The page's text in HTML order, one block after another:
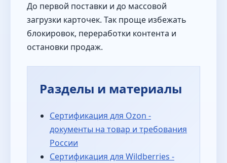
До первой поставки и до массовой
загрузки карточек. Так проще избежать
блокировок, переработки контента и
остановки продаж.
Разделы и материалы
Сертификация для Ozon -
документы на товар и требования
России
Сертификация для Wildberries -